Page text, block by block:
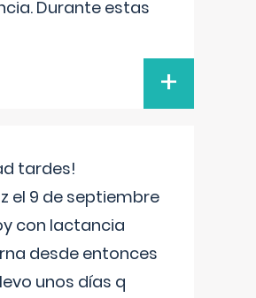
Durante estas
+
tardes!
el 9 de septiembre
con lactancia
desde entonces
unos días q